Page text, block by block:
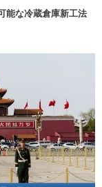
能な冷蔵倉庫新工法